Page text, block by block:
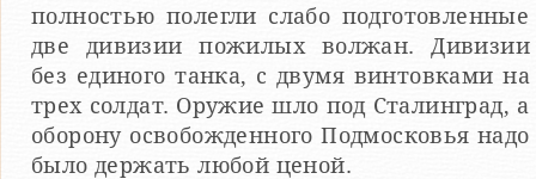
полностью полегли слабо подготовленные
две дивизии пожилых волжан. Дивизии
без единого танка, с двумя винтовками на
трех солдат. Оружие шло под Сталинград, а
оборону освобожденного Подмосковья надо
было держать любой ценой.